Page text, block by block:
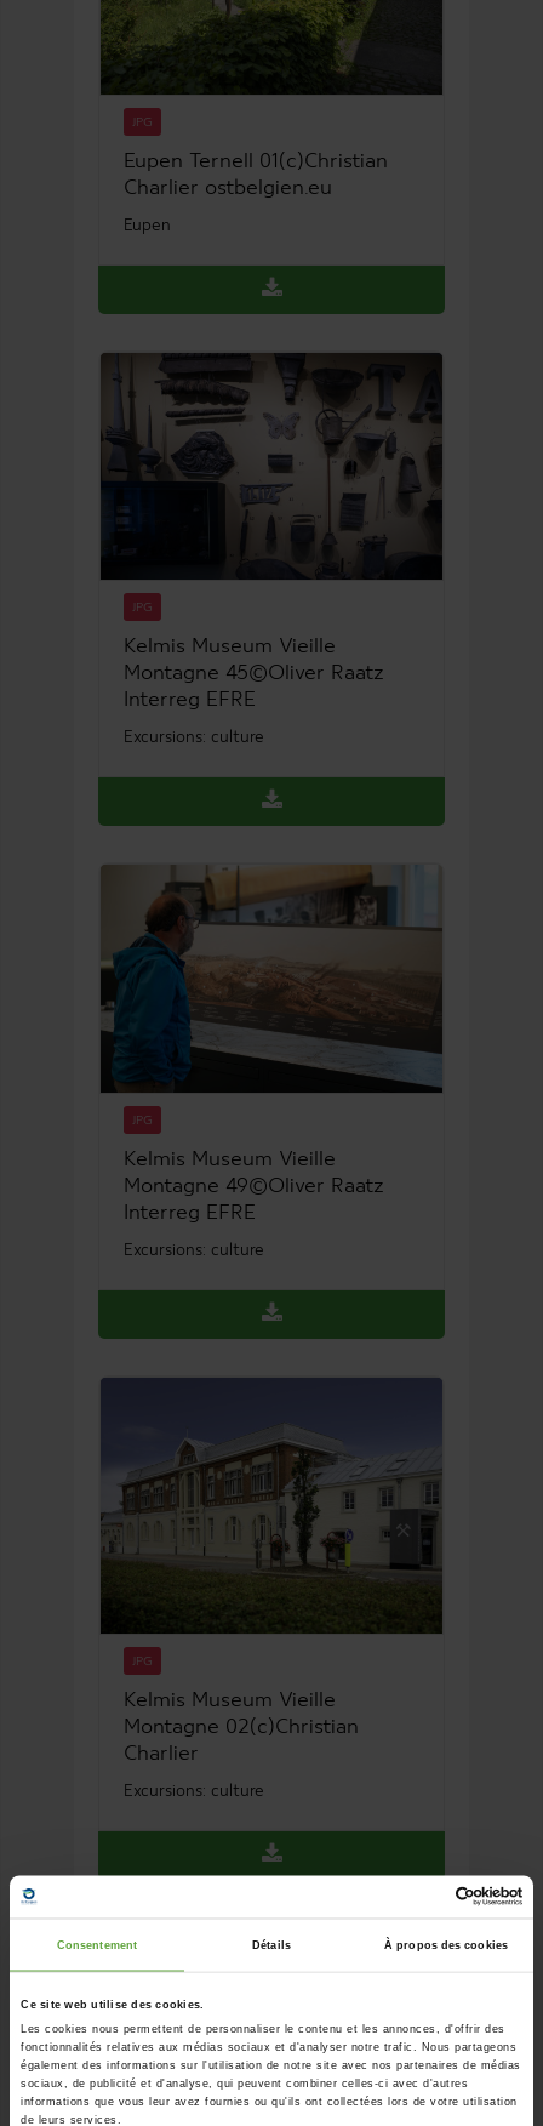
Consentement Détails À propos des cookies
Ce site web utilise des cookies.
Les cookies nous permettent de personnaliser le contenu et les annonces, d'offrir des
fonctionnalités relatives aux médias sociaux et d'analyser notre trafic. Nous partageons
également des informations sur l'utilisation de notre site avec nos partenaires de médias
sociaux, de publicité et d'analyse, qui peuvent combiner celles-ci avec d'autres
informations que vous leur avez fournies ou qu'ils ont collectées lors de votre utilisation
de leurs services.
JPG
Eupen Ternell 01(c)Christian
Charlier ostbelgien.eu
Eupen
JPG
Kelmis Museum Vieille
Montagne 45©Oliver Raatz
Interreg EFRE
Excursions: culture
JPG
Kelmis Museum Vieille
Montagne 49©Oliver Raatz
Interreg EFRE
Excursions: culture
JPG
Kelmis Museum Vieille
Montagne 02(c)Christian
Charlier
Excursions: culture